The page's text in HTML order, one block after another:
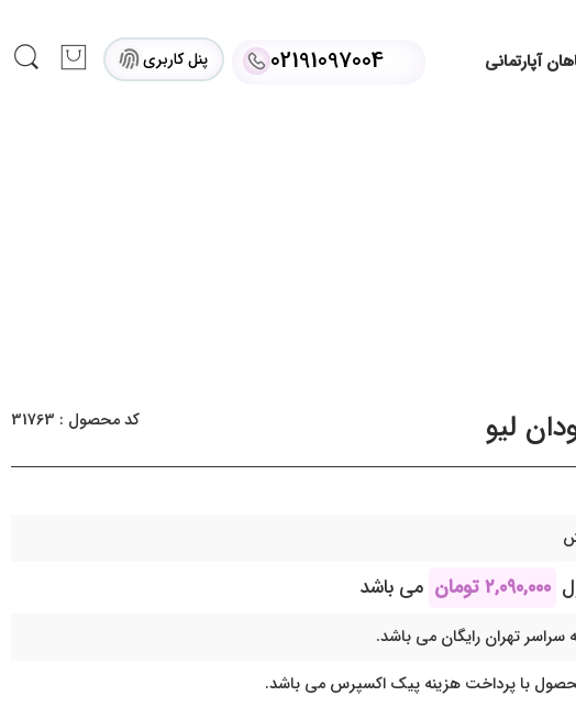
آپارتمانی 02191097004 پنل کاربری
لیو کد محصول : 31763
۲,۰۹۰,۰۰۰تومان می باشد
تهران رایگان می باشد.
با پرداخت هزینه پیک اکسپرس می باشد.